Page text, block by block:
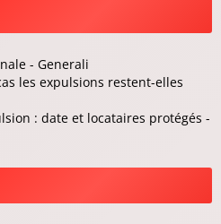
- Generali
les expulsions restent-elles
: date et locataires protégés -